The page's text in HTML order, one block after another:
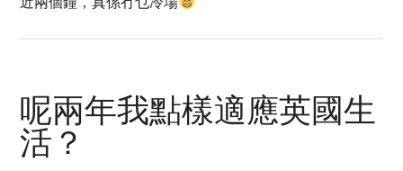
呢兩年我點樣適應英國生
活？